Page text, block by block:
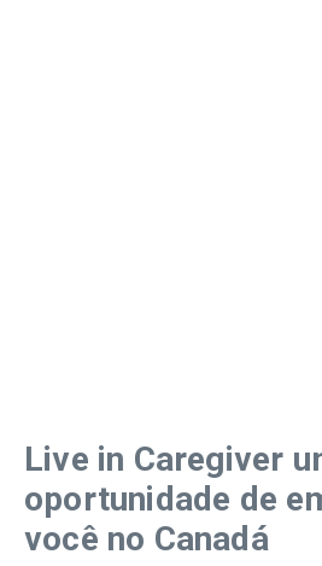
Live in Caregiver
oportunidade de
você no Canadá